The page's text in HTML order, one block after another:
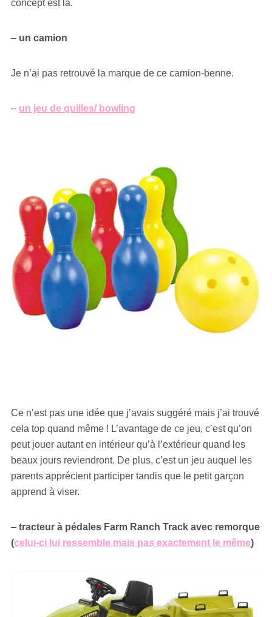
concept est là.
– un camion
Je n’ai pas retrouvé la marque de ce camion-benne.
– un jeu de quilles/ bowling
Ce n’est pas une idée que j’avais suggéré mais j’ai trouvé
cela top quand même ! L’avantage de ce jeu, c’est qu’on
peut jouer autant en intérieur qu’à l’extérieur quand les
beaux jours reviendront. De plus, c’est un jeu auquel les
parents apprécient participer tandis que le petit garçon
apprend à viser.
– tracteur à pédales Farm Ranch Track avec remorque
(celui-ci lui ressemble mais pas exactement le même)